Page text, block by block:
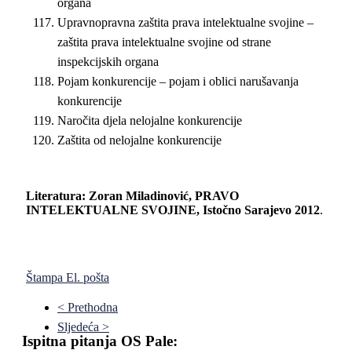
organa
Upravnopravna zaštita prava intelektualne svojine –
zaštita prava intelektualne svojine od strane
inspekcijskih organa
Pojam konkurencije – pojam i oblici narušavanja
konkurencije
Naročita djela nelojalne konkurencije
Zaštita od nelojalne konkurencije
Literatura: Zoran Miladinović, PRAVO
INTELEKTUALNE SVOJINE, Istočno Sarajevo 2012.
Štampa El. pošta
< Prethodna
Sljedeća >
Ispitna pitanja OS Pale: